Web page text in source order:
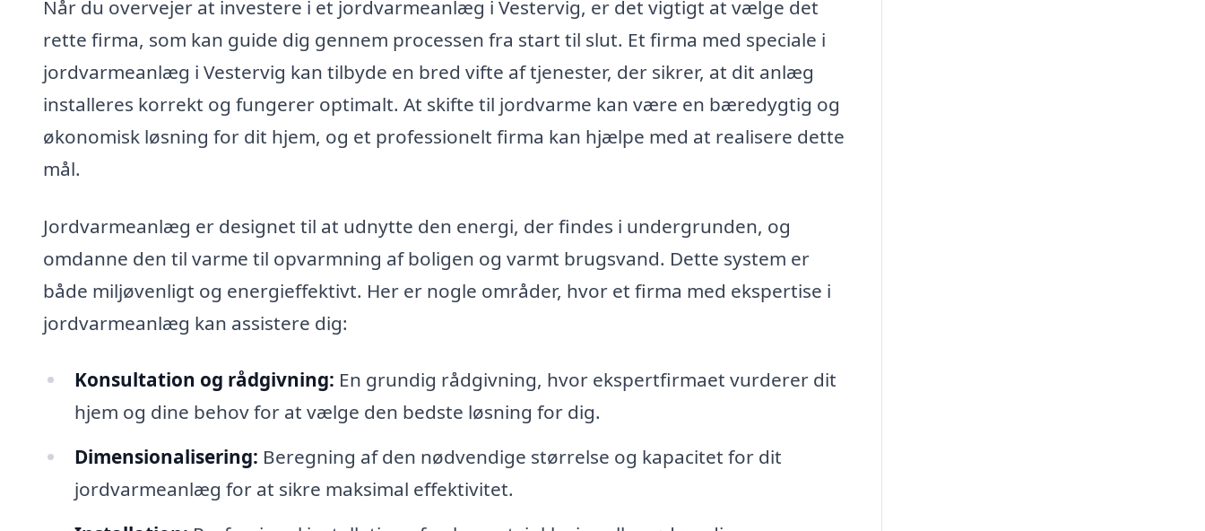
Når du overvejer at investere i et jordvarmeanlæg i Vestervig, er det vigtigt at vælge det
rette firma, som kan guide dig gennem processen fra start til slut. Et firma med speciale i
jordvarmeanlæg i Vestervig kan tilbyde en bred vifte af tjenester, der sikrer, at dit anlæg
installeres korrekt og fungerer optimalt. At skifte til jordvarme kan være en bæredygtig og
økonomisk løsning for dit hjem, og et professionelt firma kan hjælpe med at realisere dette
mål.
Jordvarmeanlæg er designet til at udnytte den energi, der findes i undergrunden, og
omdanne den til varme til opvarmning af boligen og varmt brugsvand. Dette system er
både miljøvenligt og energieffektivt. Her er nogle områder, hvor et firma med ekspertise i
jordvarmeanlæg kan assistere dig:
Konsultation og rådgivning: En grundig rådgivning, hvor ekspertfirmaet vurderer dit
hjem og dine behov for at vælge den bedste løsning for dig.
Dimensionalisering: Beregning af den nødvendige størrelse og kapacitet for dit
jordvarmeanlæg for at sikre maksimal effektivitet.